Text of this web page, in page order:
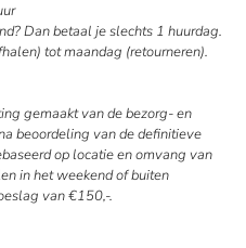
Dan betaal je slechts 1 huurdag.
tot maandag (retourneren).
gemaakt van de bezorg- en
beoordeling van de definitieve
op locatie en omvang van
in het weekend of buiten
van €150,-.